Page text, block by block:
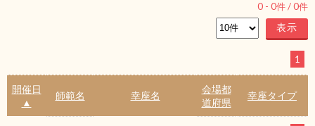
0 - 0件 /0件
1
開催日
▲
師範名 幸座名
会場都
道府県
幸座タイプ